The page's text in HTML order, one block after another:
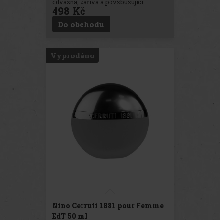
odvážná, zářivá a povzbuzující.
Květinové akordy podbarvené
ovocnými akcenty, v nichž se mísí
šarm a vitalita. Vonné tóny: Květinová,
citrusová, dřevitá
498 Kč
Do obchodu
Vyprodáno
Nino Cerruti 1881 pour Femme
EdT 50 ml